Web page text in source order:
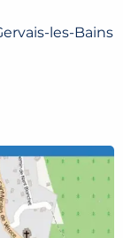
les-Bains